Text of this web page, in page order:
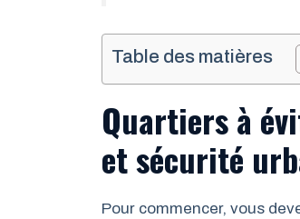
Table des matières
Quartiers à
et sécurité
Pour commencer, vous